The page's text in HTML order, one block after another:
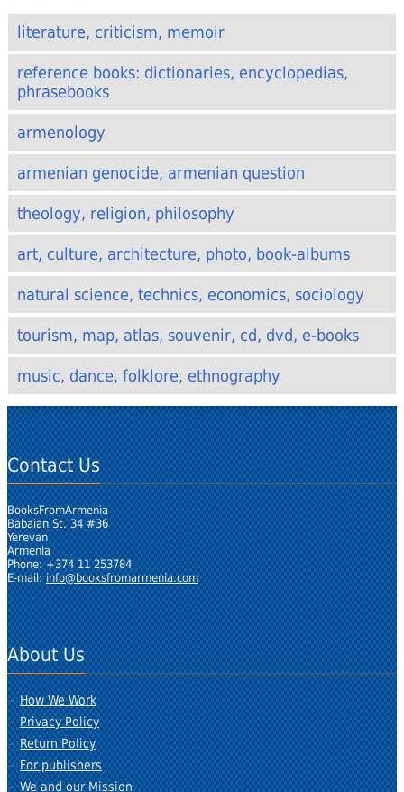
literature, criticism, memoir
reference books: dictionaries, encyclopedias,
phrasebooks
armenology
armenian genocide, armenian question
theology, religion, philosophy
art, culture, architecture, photo, book-albums
natural science, technics, economics, sociology
tourism, map, atlas, souvenir, cd, dvd, e-books
music, dance, folklore, ethnography
Contact Us
BooksFromArmenia
Babaian St. 34 #36
Yerevan
Armenia
Phone: +374 11 253784
E-mail:info@booksfromarmenia.com
About Us
How We Work
Privacy Policy
Return Policy
For publishers
We and our Mission